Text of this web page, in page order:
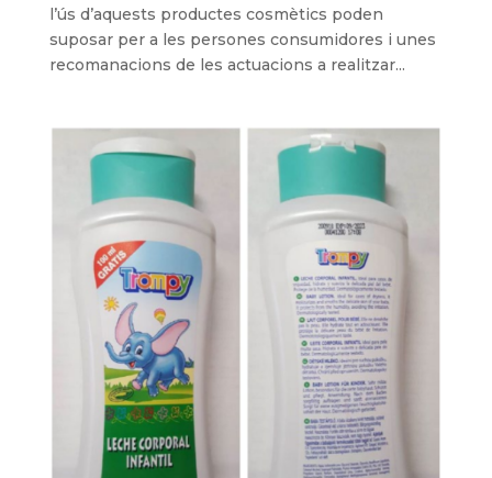
l’ús d’aquests productes cosmètics poden
suposar per a les persones consumidores i unes
recomanacions de les actuacions a realitzar...